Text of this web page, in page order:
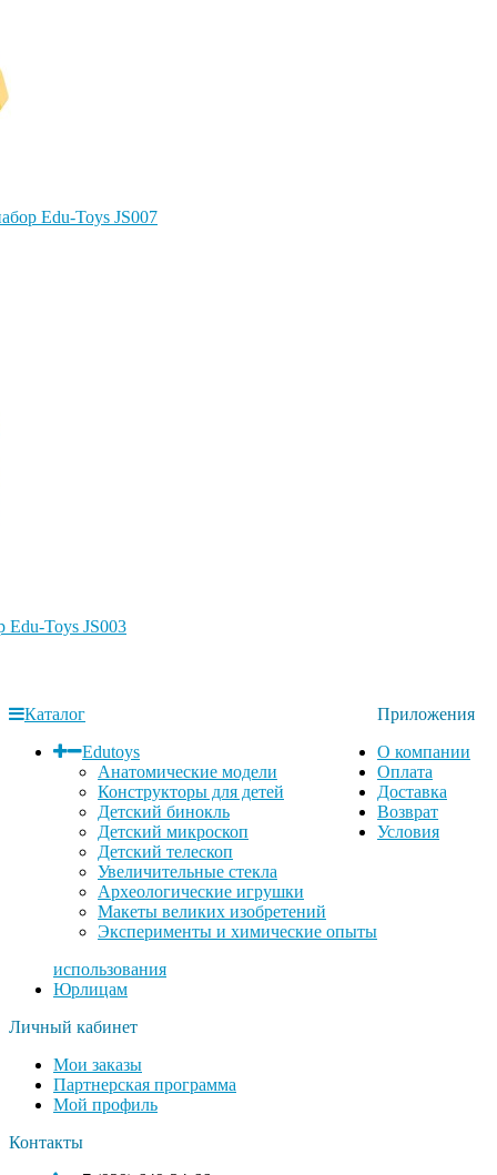
Edu-Toys JS007
Edu-Toys JS003
Каталог
Edutoys
Анатомические модели
Конструкторы для детей
Детский бинокль
Детский микроскоп
Детский телескоп
Увеличительные стекла
Археологические игрушки
Макеты великих изобретений
Эксперименты и химические опыты
Приложения
О компании
Оплата
Доставка
Возврат
Условия
использования
Юрлицам
Личный кабинет
Мои заказы
Партнерская программа
Мой профиль
Контакты